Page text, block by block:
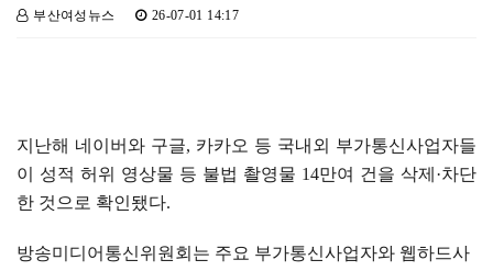
부산여성뉴스 26-07-01 14:17
지난해 네이버와 구글, 카카오 등 국내외 부가통신사업자들
이 성적 허위 영상물 등 불법 촬영물 14만여 건을 삭제 ·차단
한 것으로 확인됐다.
방송미디어통신위원회는 주요 부가통신사업자와 웹하드사